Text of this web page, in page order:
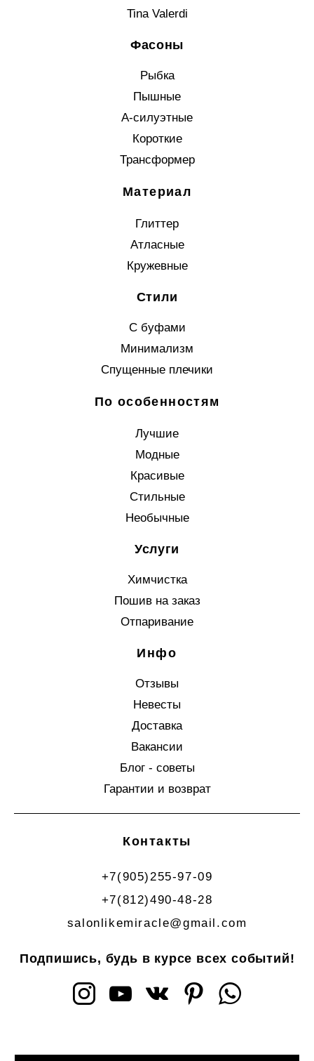
Tina Valerdi
Фасоны
Рыбка
Пышные
А-силуэтные
Короткие
Трансформер
Материал
Глиттер
Атласные
Кружевные
Стили
С буфами
Минимализм
Спущенные плечики
По особенностям
Лучшие
Модные
Красивые
Стильные
Необычные
Услуги
Химчистка
Пошив на заказ
Отпаривание
Инфо
Отзывы
Невесты
Доставка
Вакансии
Блог - советы
Гарантии и возврат
Контакты
+7(905)255-97-09
+7(812)490-48-28
salonlikemiracle@gmail.com
Подпишись, будь в курсе всех событий!